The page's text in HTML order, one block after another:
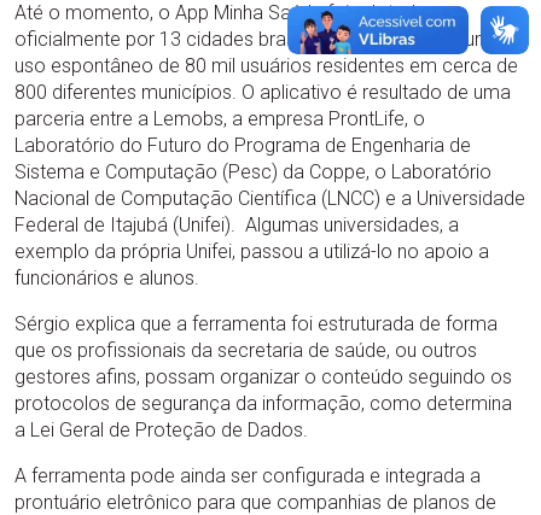
Até o momento, o App Minha Saúde foi adotado
oficialmente por 13 cidades brasileiras, e contabiliza um
uso espontâneo de 80 mil usuários residentes em cerca de
800 diferentes municípios. O aplicativo é resultado de uma
parceria entre a Lemobs, a empresa ProntLife, o
Laboratório do Futuro do Programa de Engenharia de
Sistema e Computação (Pesc) da Coppe, o Laboratório
Nacional de Computação Científica (LNCC) e a Universidade
Federal de Itajubá (Unifei). Algumas universidades, a
exemplo da própria Unifei, passou a utilizá-lo no apoio a
funcionários e alunos.
Sérgio explica que a ferramenta foi estruturada de forma
que os profissionais da secretaria de saúde, ou outros
gestores afins, possam organizar o conteúdo seguindo os
protocolos de segurança da informação, como determina
a Lei Geral de Proteção de Dados.
A ferramenta pode ainda ser configurada e integrada a
prontuário eletrônico para que companhias de planos de